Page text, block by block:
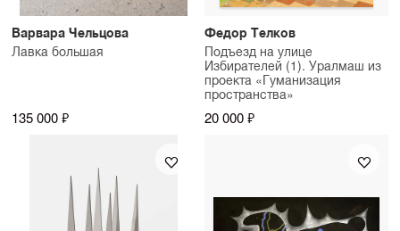
Варвара Чельцова
Лавка большая
135 000 ₽
Федор Телков
Подъезд на улице
Избирателей (1). Уралмаш из
проекта «Гуманизация
пространства»
20 000 ₽